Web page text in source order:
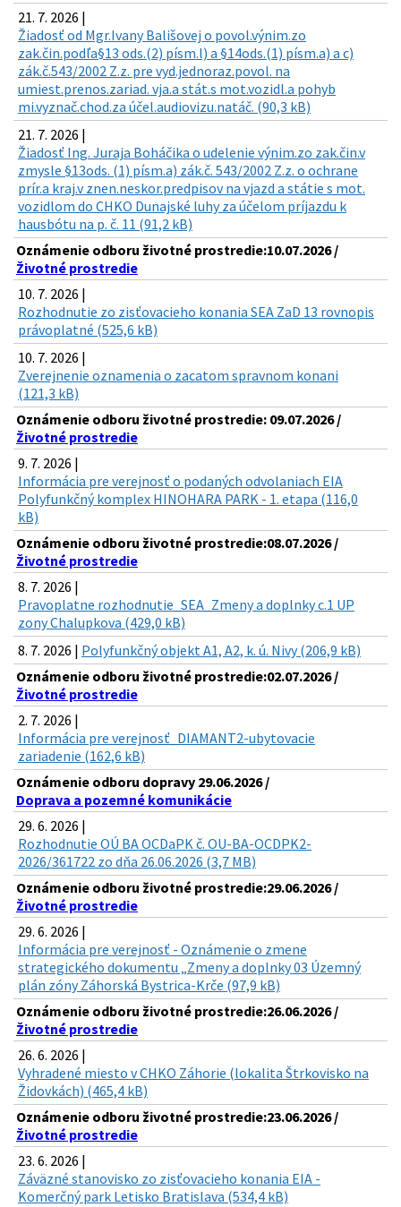
21. 7. 2026 |
Žiadosť od Mgr.Ivany Bališovej o povol.výnim.zo
zak.čin.podľa§13 ods.(2) písm.l) a §14ods.(1) písm.a) a c)
zák.č.543/2002 Z.z. pre vyd.jednoraz.povol. na
umiest.prenos.zariad. vja.a stát.s mot.vozidl.a pohyb
mi.vyznač.chod.za účel.audiovizu.natáč. (90,3 kB)
21. 7. 2026 |
Žiadosť Ing. Juraja Boháčika o udelenie výnim.zo zak.čin.v
zmysle §13ods. (1) písm.a) zák.č. 543/2002 Z.z. o ochrane
prír.a kraj.v znen.neskor.predpisov na vjazd a státie s mot.
vozidlom do CHKO Dunajské luhy za účelom príjazdu k
hausbótu na p. č. 11 (91,2 kB)
Oznámenie odboru životné prostredie:10.07.2026 /
Životné prostredie
10. 7. 2026 |
Rozhodnutie zo zisťovacieho konania SEA ZaD 13 rovnopis
právoplatné (525,6 kB)
10. 7. 2026 |
Zverejnenie oznamenia o zacatom spravnom konani
(121,3 kB)
Oznámenie odboru životné prostredie: 09.07.2026 /
Životné prostredie
9. 7. 2026 |
Informácia pre verejnosť o podaných odvolaniach EIA
Polyfunkčný komplex HINOHARA PARK - 1. etapa (116,0
kB)
Oznámenie odboru životné prostredie:08.07.2026 /
Životné prostredie
8. 7. 2026 |
Pravoplatne rozhodnutie_SEA_Zmeny a doplnky c.1 UP
zony Chalupkova (429,0 kB)
8. 7. 2026 | Polyfunkčný objekt A1, A2, k. ú. Nivy (206,9 kB)
Oznámenie odboru životné prostredie:02.07.2026 /
Životné prostredie
2. 7. 2026 |
Informácia pre verejnosť_DIAMANT2-ubytovacie
zariadenie (162,6 kB)
Oznámenie odboru dopravy 29.06.2026 /
Doprava a pozemné komunikácie
29. 6. 2026 |
Rozhodnutie OÚ BA OCDaPK č. OU-BA-OCDPK2-
2026/361722 zo dňa 26.06.2026 (3,7 MB)
Oznámenie odboru životné prostredie:29.06.2026 /
Životné prostredie
29. 6. 2026 |
Informácia pre verejnosť - Oznámenie o zmene
strategického dokumentu „Zmeny a doplnky 03 Územný
plán zóny Záhorská Bystrica-Krče (97,9 kB)
Oznámenie odboru životné prostredie:26.06.2026 /
Životné prostredie
26. 6. 2026 |
Vyhradené miesto v CHKO Záhorie (lokalita Štrkovisko na
Židovkách) (465,4 kB)
Oznámenie odboru životné prostredie:23.06.2026 /
Životné prostredie
23. 6. 2026 |
Záväzné stanovisko zo zisťovacieho konania EIA -
Komerčný park Letisko Bratislava (534,4 kB)